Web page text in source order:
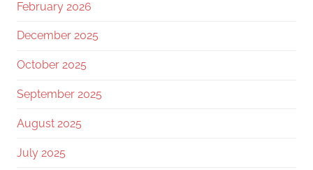
February 2026
December 2025
October 2025
September 2025
August 2025
July 2025